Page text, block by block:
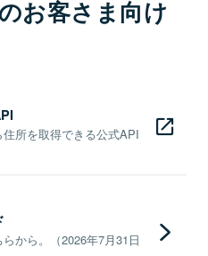
お客さま向け
所を取得できる公式API
から。（2026年7月31日